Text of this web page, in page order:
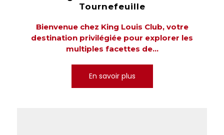
Tournefeuille
Bienvenue chez King Louis Club, votre
destination privilégiée pour explorer les
multiples facettes de...
En savoir plus